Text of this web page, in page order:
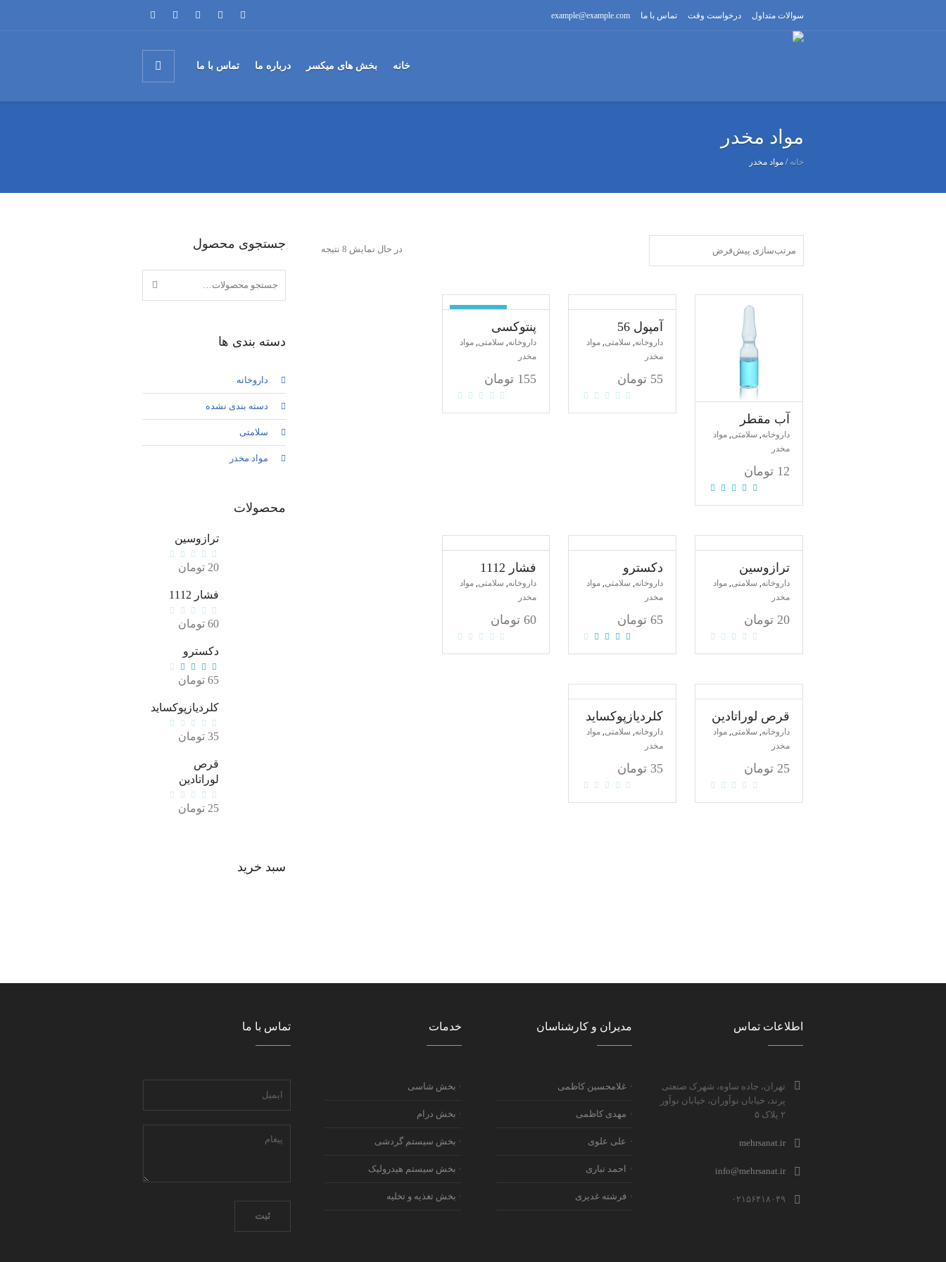
سوالات متداول درخواست وقت تماس با ما example@example.com
خانه بخش های میکسر درباره ما تماس با ما
مواد مخدر
خانه / مواد مخدر
در حال نمایش 8 نتیجه
آب مقطر
داروخانه, سلامتی,مواد
مخدر
12 تومان
آمپول 56
داروخانه, سلامتی,مواد
مخدر
55 تومان
پنتوکسی
داروخانه, سلامتی, مواد
مخدر
155 تومان
ترازوسین
داروخانه, سلامتی,مواد
مخدر
20 تومان
دکسترو
داروخانه, سلامتی,مواد
مخدر
65 تومان
فشار 1112
داروخانه, سلامتی, مواد
مخدر
60 تومان
قرص لوراتادین
داروخانه, سلامتی,مواد
مخدر
25 تومان
کلردیازپوکساید
داروخانه, سلامتی,مواد
مخدر
35 تومان
جستجوی محصول
دسته بندی ها
داروخانه
دسته بندی نشده
سلامتی
مواد مخدر
محصولات
ترازوسین
20 تومان
فشار 1112
60 تومان
دکسترو
65 تومان
کلردیازپوکساید
35 تومان
قرص
لوراتادین
25 تومان
سبد خرید
اطلاعات تماس
تهران، جاده ساوه، شهرک صنعتی
پرند، خیابان نوآوران، خیابان نوآور
۲ پلاک ۵
mehrsanat.ir
info@mehrsanat.ir
۰۲۱۵۶۴۱۸۰۴۹
مدیران و کارشناسان
غلامحسین کاظمی
مهدی کاظمی
علی علوی
احمد تباری
فرشته غدیری
خدمات
بخش شاسی
بخش درام
بخش سیستم گردشی
بخش سیستم هیدرولیک
بخش تغذیه و تخلیه
تماس با ما